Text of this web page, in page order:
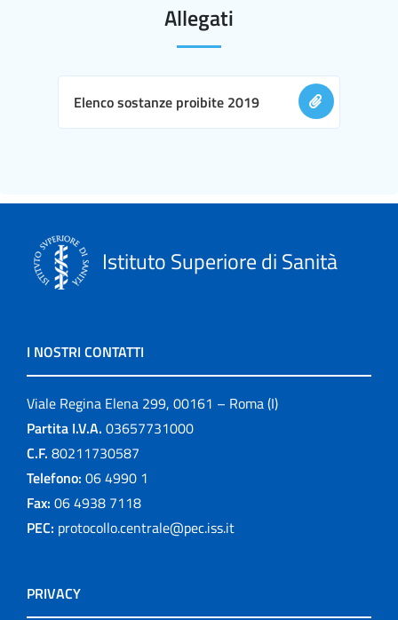
Allegati
Elenco sostanze proibite 2019
Istituto Superiore di Sanità
I NOSTRI CONTATTI
Viale Regina Elena 299, 00161 – Roma (I)
Partita I.V.A. 03657731000
C.F. 80211730587
Telefono: 06 4990 1
Fax: 06 4938 7118
PEC: protocollo.centrale@pec.iss.it
PRIVACY